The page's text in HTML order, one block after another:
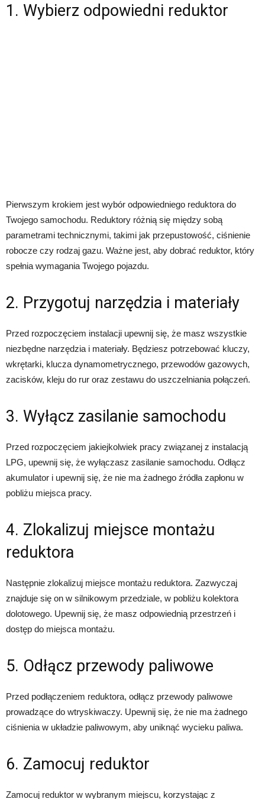
1. Wybierz odpowiedni reduktor
Pierwszym krokiem jest wybór odpowiedniego reduktora do
Twojego samochodu. Reduktory różnią się między sobą
parametrami technicznymi, takimi jak przepustowość, ciśnienie
robocze czy rodzaj gazu. Ważne jest, aby dobrać reduktor, który
spełnia wymagania Twojego pojazdu.
2. Przygotuj narzędzia i materiały
Przed rozpoczęciem instalacji upewnij się, że masz wszystkie
niezbędne narzędzia i materiały. Będziesz potrzebować kluczy,
wkrętarki, klucza dynamometrycznego, przewodów gazowych,
zacisków, kleju do rur oraz zestawu do uszczelniania połączeń.
3. Wyłącz zasilanie samochodu
Przed rozpoczęciem jakiejkolwiek pracy związanej z instalacją
LPG, upewnij się, że wyłączasz zasilanie samochodu. Odłącz
akumulator i upewnij się, że nie ma żadnego źródła zapłonu w
pobliżu miejsca pracy.
4. Zlokalizuj miejsce montażu
reduktora
Następnie zlokalizuj miejsce montażu reduktora. Zazwyczaj
znajduje się on w silnikowym przedziale, w pobliżu kolektora
dolotowego. Upewnij się, że masz odpowiednią przestrzeń i
dostęp do miejsca montażu.
5. Odłącz przewody paliwowe
Przed podłączeniem reduktora, odłącz przewody paliwowe
prowadzące do wtryskiwaczy. Upewnij się, że nie ma żadnego
ciśnienia w układzie paliwowym, aby uniknąć wycieku paliwa.
6. Zamocuj reduktor
Zamocuj reduktor w wybranym miejscu, korzystając z